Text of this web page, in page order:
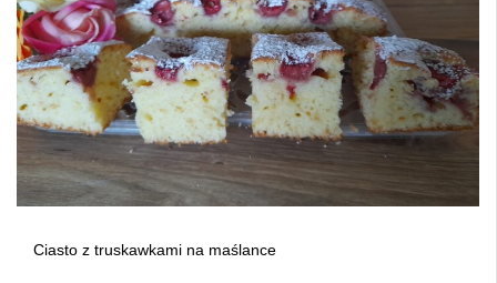
Ciasto z truskawkami na maślance